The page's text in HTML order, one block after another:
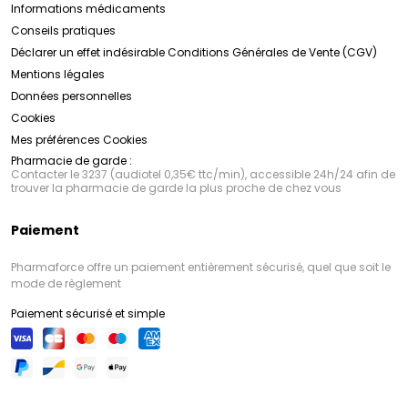
Informations médicaments
Conseils pratiques
Déclarer un effet indésirableConditions Générales de Vente (CGV)
Mentions légales
Données personnelles
Cookies
Mes préférences Cookies
Pharmacie de garde :
Contacter le 3237 (audiotel 0,35€ ttc/min), accessible 24h/24 afin de
trouver la pharmacie de garde la plus proche de chez vous
Paiement
Pharmaforce offre un paiement entièrement sécurisé, quel que soit le
mode de règlement
Paiement sécurisé et simple